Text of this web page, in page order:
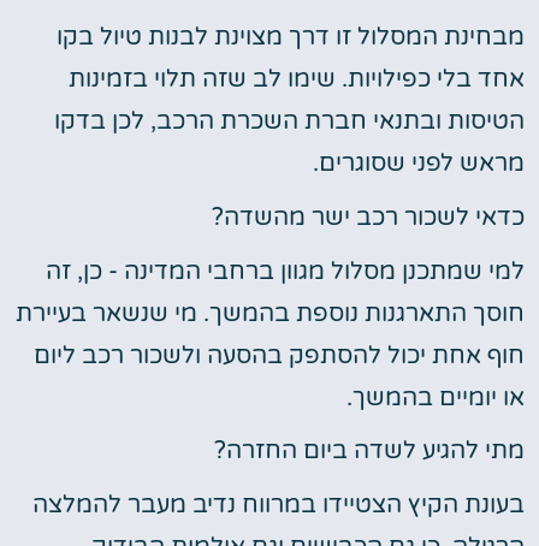
מבחינת המסלול זו דרך מצוינת לבנות טיול בקו
אחד בלי כפילויות. שימו לב שזה תלוי בזמינות
הטיסות ובתנאי חברת השכרת הרכב, לכן בדקו
מראש לפני שסוגרים.
כדאי לשכור רכב ישר מהשדה?
למי שמתכנן מסלול מגוון ברחבי המדינה - כן, זה
חוסך התארגנות נוספת בהמשך. מי שנשאר בעיירת
חוף אחת יכול להסתפק בהסעה ולשכור רכב ליום
או יומיים בהמשך.
מתי להגיע לשדה ביום החזרה?
בעונת הקיץ הצטיידו במרווח נדיב מעבר להמלצה